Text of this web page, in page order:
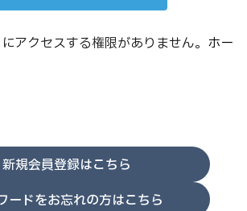
アクセスする権限がありません。 ホー
新規会員登録はこちら
ードをお忘れの方はこちら